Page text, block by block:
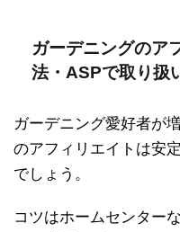
ガーデニングのア
法・ASPで取り扱
ガーデニング愛好者が
のアフィリエイトは安
でしょう。
コツはホームセンター